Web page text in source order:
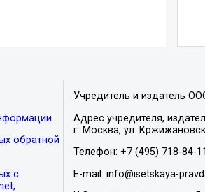
обратной
с
Учредитель и издатель
Адрес учредителя,
г. Москва, ул.
Телефон: +7 (495) 718-84-11
E-mail: info@isetskaya-